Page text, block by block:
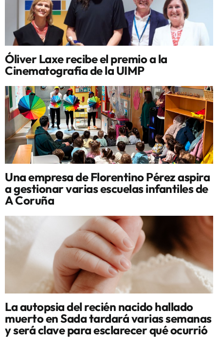
Óliver Laxe recibe el premio a la
Cinematografía de la UIMP
Una empresa de Florentino Pérez aspira
a gestionar varias escuelas infantiles de
A Coruña
La autopsia del recién nacido hallado
muerto en Sada tardará varias semanas
y será clave para esclarecer qué ocurrió